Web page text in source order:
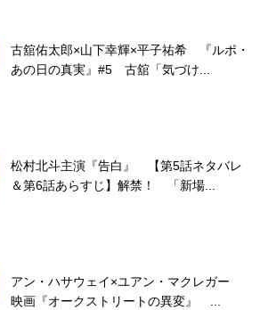
古舘佑太郎×山下幸輝×平子祐希 『ルポ・
あの日の真実』#5 古舘「気づけ...
松村北斗主演『告白』 【第5話ネタバレ
＆第6話あらすじ】解禁！ 「新場...
アン・ハサウェイ×ユアン・マクレガー
映画『オークストリートの異変』 ...